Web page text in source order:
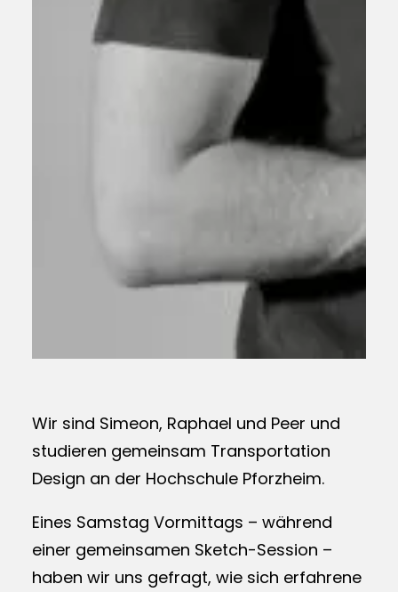
Wir sind Simeon, Raphael und Peer und
studieren gemeinsam Transportation
Design an der Hochschule Pforzheim.
Eines Samstag Vormittags – während
einer gemeinsamen Sketch-Session –
haben wir uns gefragt, wie sich erfahrene